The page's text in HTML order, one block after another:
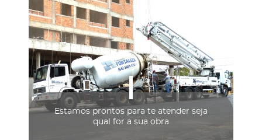
Estamos prontos para te atender seja
qual for a sua obra